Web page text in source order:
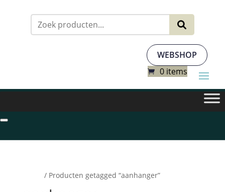
WEBSHOP
0 items
/ Producten getagged “aanhanger”